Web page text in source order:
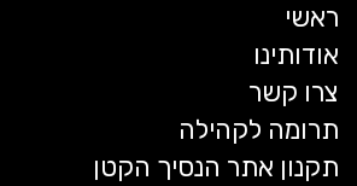
ראשי
אודותינו
צרו קשר
תרומה לקהילה
תקנון אתר הנסיך הקטן